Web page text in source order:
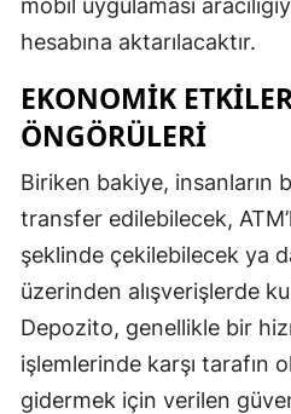
mobil uygulaması
hesabına aktarılacaktır.
EKONOMIK
ÖNGÖRÜLERI
Biriken bakiye, insanların
transfer edilebilecek,
şeklinde çekilebilecek ya
üzerinden alışverişlerde
Depozito, genellikle bir
işlemlerinde karşı tarafın
gidermek için verilen